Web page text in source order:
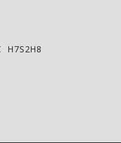
H7S2H8